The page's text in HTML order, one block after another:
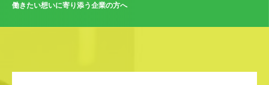
働きたい想いに寄り添う企業の方へ